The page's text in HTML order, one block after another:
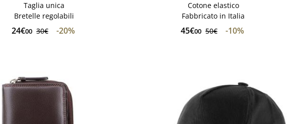
Taglia unica
Bretelle regolabili
24€00 30€ -20%
Cotone elastico
Fabbricato in Italia
45€00 50€ -10%